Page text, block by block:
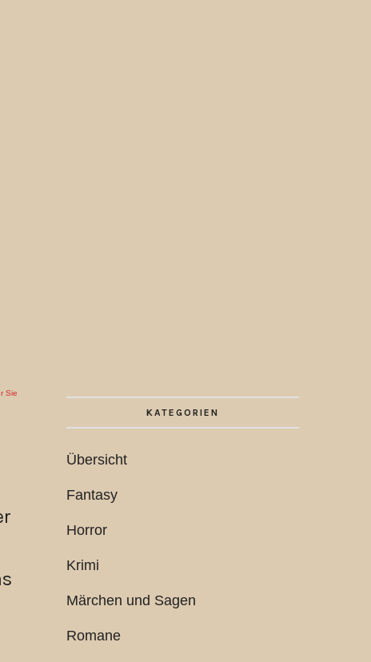
Sie
KATEGORIEN
Übersicht
Fantasy
Horror
Krimi
Märchen und Sagen
Romane